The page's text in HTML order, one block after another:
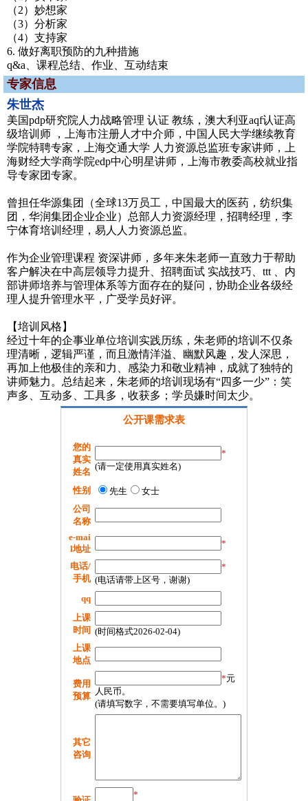
（2）妙想家
（3）分析家
（4）支持家
6. 做好离职预防的九种措施
q&a、课程总结、作业、互动结束
专家信息
朱世杰
美国pdp研究院人力战略管理 认证 教练，澳大利亚aqf认证高
级培训师 ，上海市注册人才中介师，中国人民大学继续教育
学院特聘专家，上海交通大学 人力资源总监班专家讲师，上
海财经大学商学院edp中心明星讲师，上海市教委高校就业指
导专家团专家。
曾担任华源集团（全球13万员工，中国最大的医药，纺织集
团，华润集团企业企业）总部人力资源经理，招聘经理，李
宁体育培训经理，易人人力资源总监。
作为企业管理课程 资深讲师，多年来朱老师一直致力于帮助
客户解决在中高层领导力提升、招聘面试 实战技巧、ttt 、内
部讲师培养与管理体系等方面存在的疑问，协助企业各级经
理人提升管理水平，广受学员好评。
【培训风格】
经过十年的企事业单位培训实践历练，朱老师的培训不仅条
理清晰，逻辑严谨，而且激情洋溢、幽默风趣，发人深思，
再加上他极佳的亲和力、感染力和敬业精神，成就了独特的
讲师魅力。总结起来，朱老师的培训现场有“四多一少”：笑
声多、互动多、工具多，收获多；学员嫌时间太少。
公开课需求表
您的
真实
姓名
*
(请一定使用真实姓名)
性别 先生
女士
公司
名称
e-mai
l地址
*
电话/
手机
*
(电话请带上区号，谢谢)
qq
上课
时间 (时间格式2026-02-04)
上课
地点
费用
预算
*元
人民币。
(请填写数字，不需要填写单位。)
其它
咨询
*